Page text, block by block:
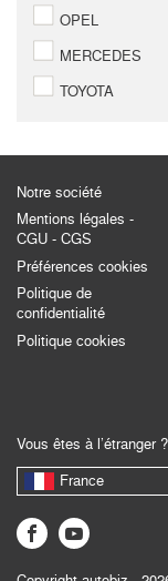
OPEL
MERCEDES
TOYOTA
Notre société
Mentions légales -
CGU - CGS
Préférences cookies
Politique de
confidentialité
Politique cookies
Vous êtes à l’étranger
France